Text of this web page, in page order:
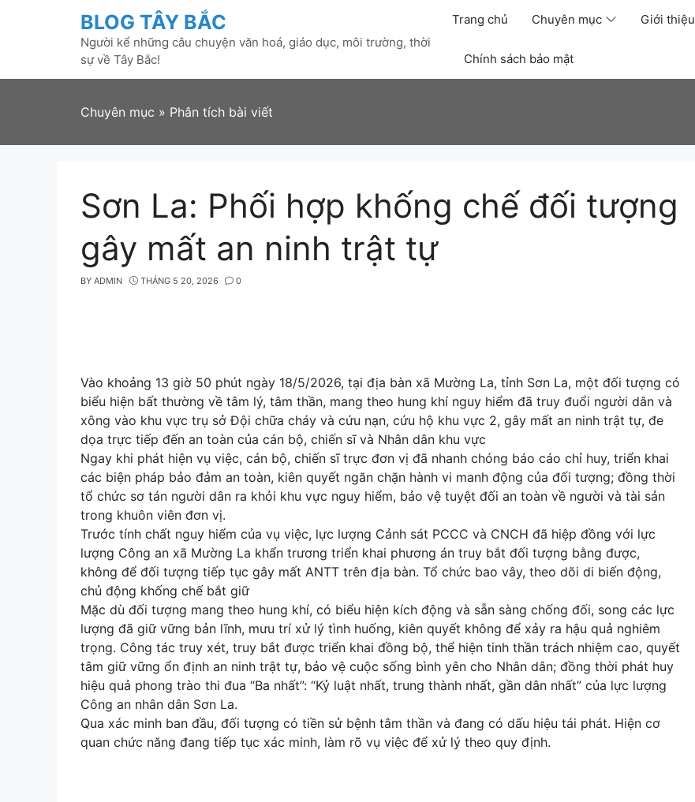
BLOG TÂY BẮC
Người kể những câu chuyện văn hoá, giáo dục, môi trường, thời
sự về Tây Bắc!
Trang chủ Chuyên mục Giới thiệu
Chính sách bảo mật
Chuyên mục » Phân tích bài viết
Sơn La: Phối hợp khống chế đối tượng
gây mất an ninh trật tự
BY ADMIN THÁNG 5 20, 2026 0
Vào khoảng 13 giờ 50 phút ngày 18/5/2026, tại địa bàn xã Mường La, tỉnh Sơn La, một đối tượng có
biểu hiện bất thường về tâm lý, tâm thần, mang theo hung khí nguy hiểm đã truy đuổi người dân và
xông vào khu vực trụ sở Đội chữa cháy và cứu nạn, cứu hộ khu vực 2, gây mất an ninh trật tự, đe
dọa trực tiếp đến an toàn của cán bộ, chiến sĩ và Nhân dân khu vực
Ngay khi phát hiện vụ việc, cán bộ, chiến sĩ trực đơn vị đã nhanh chóng báo cáo chỉ huy, triển khai
các biện pháp bảo đảm an toàn, kiên quyết ngăn chặn hành vi manh động của đối tượng; đồng thời
tổ chức sơ tán người dân ra khỏi khu vực nguy hiểm, bảo vệ tuyệt đối an toàn về người và tài sản
trong khuôn viên đơn vị.
Trước tính chất nguy hiểm của vụ việc, lực lượng Cảnh sát PCCC và CNCH đã hiệp đồng với lực
lượng Công an xã Mường La khẩn trương triển khai phương án truy bắt đối tượng bằng được,
không để đối tượng tiếp tục gây mất ANTT trên địa bàn. Tổ chức bao vây, theo dõi di biến động,
chủ động khống chế bắt giữ
Mặc dù đối tượng mang theo hung khí, có biểu hiện kích động và sẵn sàng chống đối, song các lực
lượng đã giữ vững bản lĩnh, mưu trí xử lý tình huống, kiên quyết không để xảy ra hậu quả nghiêm
trọng. Công tác truy xét, truy bắt được triển khai đồng bộ, thể hiện tinh thần trách nhiệm cao, quyết
tâm giữ vững ổn định an ninh trật tự, bảo vệ cuộc sống bình yên cho Nhân dân; đồng thời phát huy
hiệu quả phong trào thi đua “Ba nhất”: “Kỷ luật nhất, trung thành nhất, gần dân nhất” của lực lượng
Công an nhân dân Sơn La.
Qua xác minh ban đầu, đối tượng có tiền sử bệnh tâm thần và đang có dấu hiệu tái phát. Hiện cơ
quan chức năng đang tiếp tục xác minh, làm rõ vụ việc để xử lý theo quy định.